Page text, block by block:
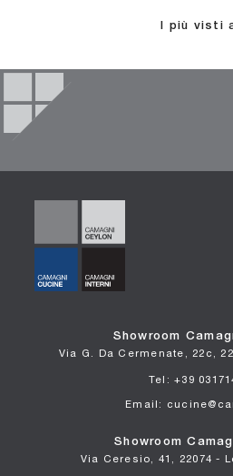
I più visti
Showroom
Via G. Da Cermenate, 22c,
Tel: +39
Email:
Showroom
Via Ceresio, 41, 22074 -